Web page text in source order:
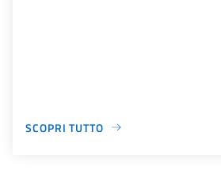
SCOPRI TUTTO